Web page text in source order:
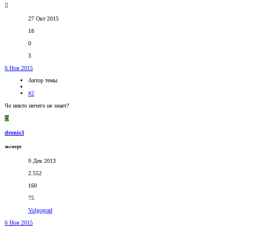
27 Окт 2015
18
0
3
6 Ноя 2015
Автор темы
#2
Че никто ничего не знает?
D
dronis3
эксперт
9 Дек 2013
2.552
160
75
Volgograd
6 Ноя 2015